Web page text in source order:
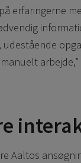
erfaringerne
arbejde,”
Aaltos